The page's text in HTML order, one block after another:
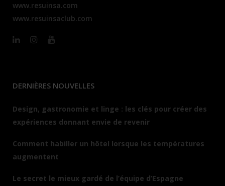
www.resuinsa.com
www.resuinsaclub.com
DERNIÈRES NOUVELLES
Design, gastronomie et linge : les clés pour créer des
expériences donnant envie de revenir
Comment habiller un hôtel lorsque les températures
augmentent
Le secret le mieux gardé de l’équipe d’Espagne